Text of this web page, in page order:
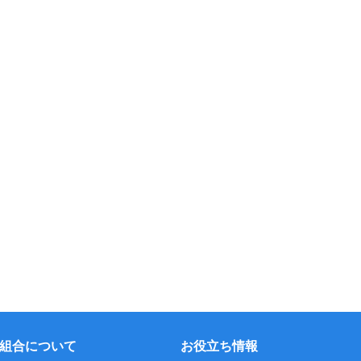
合について お役立ち情報